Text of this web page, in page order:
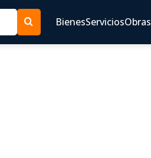
BienesServiciosObras